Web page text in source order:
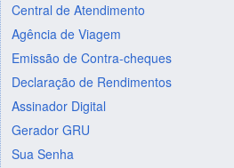
Central de Atendimento
Agência de Viagem
Emissão de Contra-cheques
Declaração de Rendimentos
Assinador Digital
Gerador GRU
Sua Senha